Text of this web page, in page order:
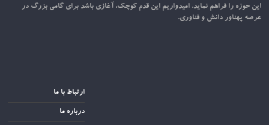
این حوزه را فراهم نماید. امیدواریم این قدم کوچک، آغازی باشد برای گامی بزرگ در
عرصه پهناور دانش و فناوری.
ارتباط با ما
درباره ما